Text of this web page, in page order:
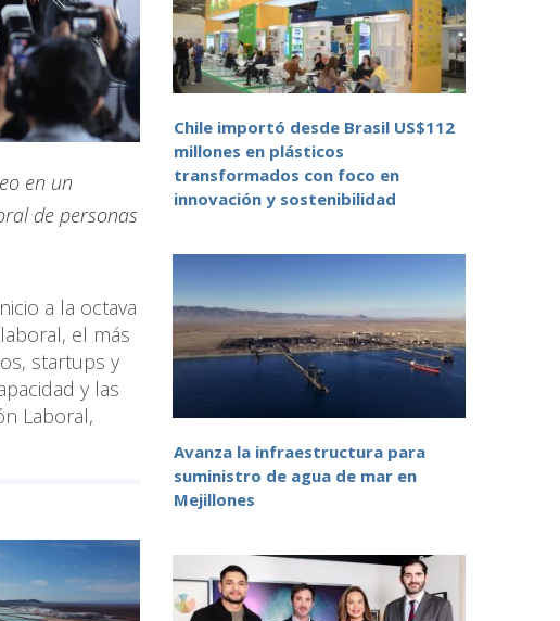
en un
de personas
a la octava
el más
startups y
y las
Laboral,
Chile importó desde Brasil US$112
millones en plásticos
transformados con foco en
innovación y sostenibilidad
Avanza la infraestructura para
suministro de agua de mar en
Mejillones